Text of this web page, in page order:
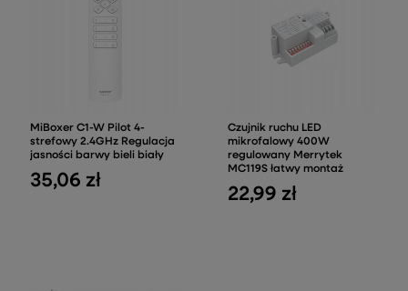
MiBoxer C1-W Pilot 4-
strefowy 2.4GHz Regulacja
jasności barwy bieli biały
35,06 zł
Czujnik ruchu LED
mikrofalowy 400W
regulowany Merrytek
MC119S łatwy montaż
22,99 zł